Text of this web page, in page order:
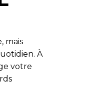
mais
À
votre